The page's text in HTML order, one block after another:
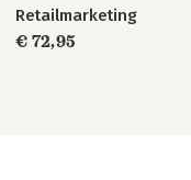
Retailmarketing
€ 72,95